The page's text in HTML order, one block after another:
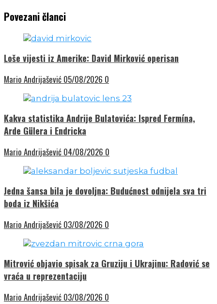
Povezani članci
Loše vijesti iz Amerike: David Mirković operisan
Mario Andrijašević 05/08/2026 0
Kakva statistika Andrije Bulatovića: Ispred Fermína,
Arde Gülera i Endricka
Mario Andrijašević 04/08/2026 0
Jedna šansa bila je dovoljna: Budućnost odnijela sva tri
boda iz Nikšića
Mario Andrijašević 03/08/2026 0
Mitrović objavio spisak za Gruziju i Ukrajinu: Radović se
vraća u reprezentaciju
Mario Andrijašević 03/08/2026 0